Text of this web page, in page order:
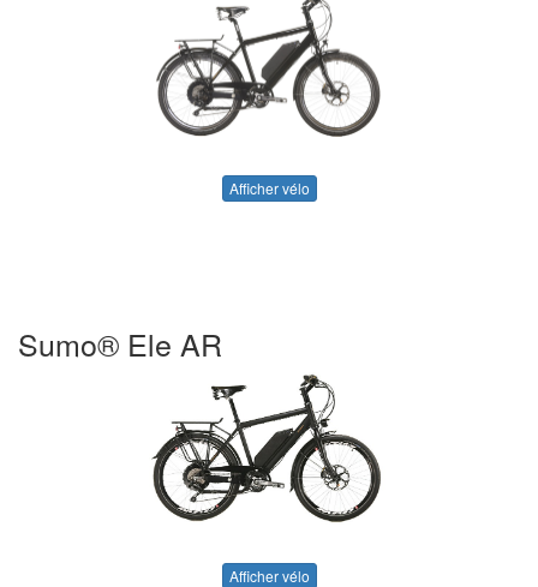
Afficher vélo
Sumo® Ele AR
Afficher vélo